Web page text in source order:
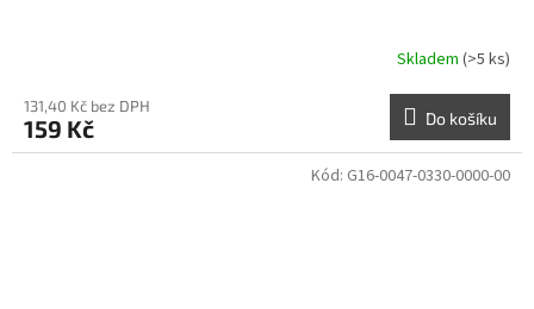
Skladem (>5 ks)
131,40 Kč bez DPH
159 Kč Do košíku
Kód: G16-0047-0330-0000-00